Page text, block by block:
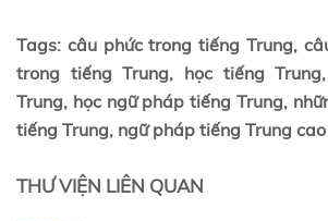
Tags: câu phức trong tiếng Trung,
trong tiếng Trung, học tiếng
Trung, học ngữ pháp tiếng Trung,
tiếng Trung, ngữ pháp tiếng Trung
THƯ VIỆN LIÊN QUAN